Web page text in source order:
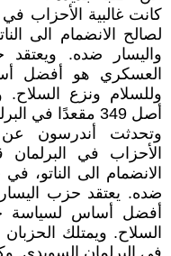
كانت غالبية الأحزاب
لصالح الانضمام الى
واليسار ضده. ويعتقد
العسكري هو أفضل
أصل 349 مقعدًا في البرلمان السويدي.
وتحدثت أندرسون عن
الأحزاب في
الانضمام الى الناتو،
ضده. يعتقد حزب
أفضل أساس لسياسة